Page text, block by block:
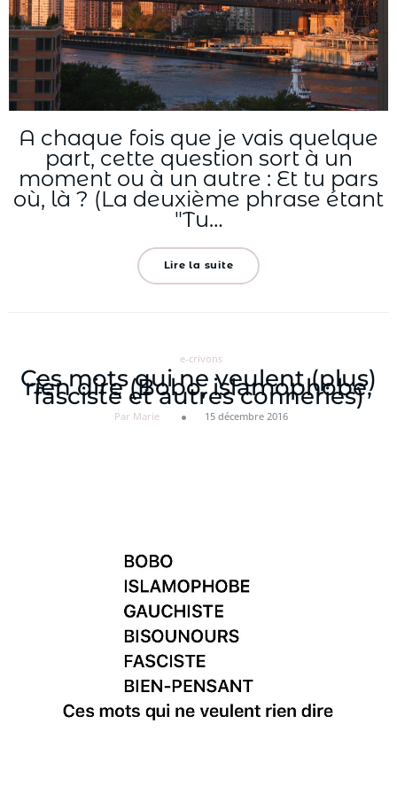
A chaque fois que je vais quelque
part, cette question sort à un
moment ou à un autre : Et tu pars
où, là ? (La deuxième phrase étant
"Tu…
Lire la suite
e-crivons
Ces mots qui ne veulent (plus)
rien dire (Bobo, islamophobe,
fasciste et autres conneries)
Par Marie 15 décembre 2016